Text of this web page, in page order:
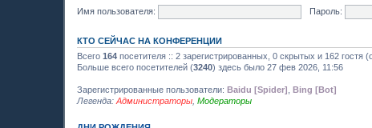
Имя пользователя:
Пароль:
КТО СЕЙЧАС НА КОНФЕРЕНЦИИ
Всего 164 посетителя :: 2 зарегистрированных, 0 скрытых и 162 гостя
Больше всего посетителей (3240) здесь было 27 фев 2026, 11:56
Зарегистрированные пользователи: Baidu [Spider] Bing [Bot]
Легенда: Администраторы Модераторы